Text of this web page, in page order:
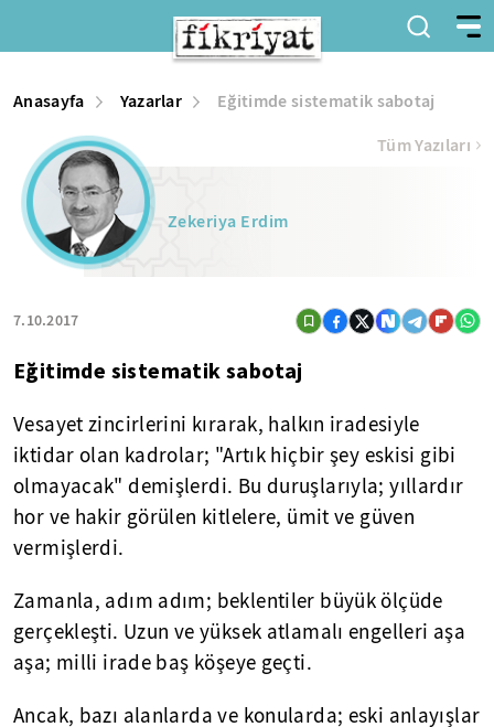
Anasayfa Yazarlar Eğitimde sistematik sabotaj
Zekeriya Erdim
7.10.2017
Tüm Yazıları
Eğitimde sistematik sabotaj
Vesayet zincirlerini kırarak, halkın iradesiyle
iktidar olan kadrolar; "Artık hiçbir şey eskisi gibi
olmayacak" demişlerdi. Bu duruşlarıyla; yıllardır
hor ve hakir görülen kitlelere, ümit ve güven
vermişlerdi.
Zamanla, adım adım; beklentiler büyük ölçüde
gerçekleşti. Uzun ve yüksek atlamalı engelleri aşa
aşa; milli irade baş köşeye geçti.
Ancak, bazı alanlarda ve konularda; eski anlayışlar